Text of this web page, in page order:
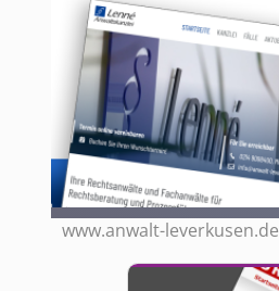
www.anwalt-leverkusen.de